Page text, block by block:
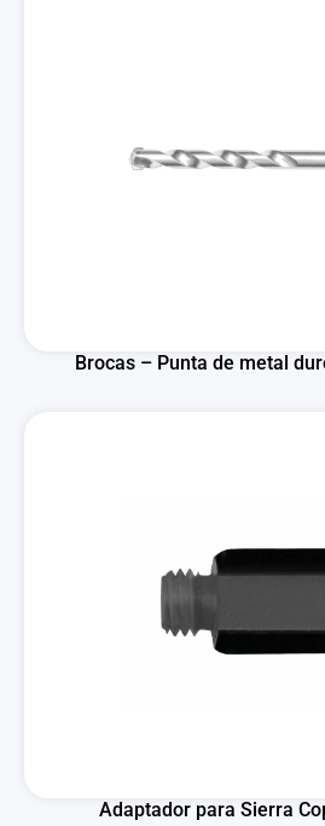
Brocas – Punta de metal
Adaptador para Sierra